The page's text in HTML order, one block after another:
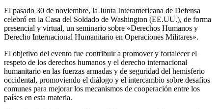
El pasado 30 de noviembre, la Junta Interamericana de Defensa
celebró en la Casa del Soldado de Washington (EE.UU.), de forma
presencial y virtual, un seminario sobre «Derechos Humanos y
Derecho Internacional Humanitario en Operaciones Militares».
El objetivo del evento fue contribuir a promover y fortalecer el
respeto de los derechos humanos y el derecho internacional
humanitario en las fuerzas armadas y de seguridad del hemisferio
occidental, promoviendo el diálogo y el intercambio sobre desafíos
comunes para mejorar los mecanismos de cooperación entre los
países en esta materia.